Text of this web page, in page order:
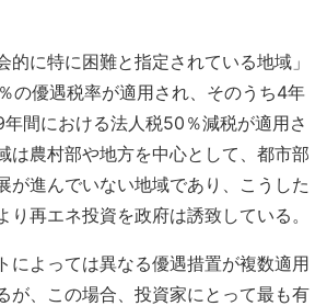
的に特に困難と指定されている地域」
の優遇税率が適用され、そのうち4年
間における法人税50％減税が適用さ
は農村部や地方を中心として、都市部
が進んでいない地域であり、こうした
り再エネ投資を政府は誘致している。
によっては異なる優遇措置が複数適用
が、この場合、投資家にとって最も有